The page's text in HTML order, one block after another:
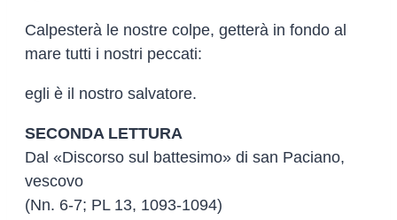
Calpesterà le nostre colpe, getterà in fondo al
mare tutti i nostri peccati:
egli è il nostro salvatore.
SECONDA LETTURA
Dal «Discorso sul battesimo» di san Paciano,
vescovo
(Nn. 6-7; PL 13, 1093-1094)